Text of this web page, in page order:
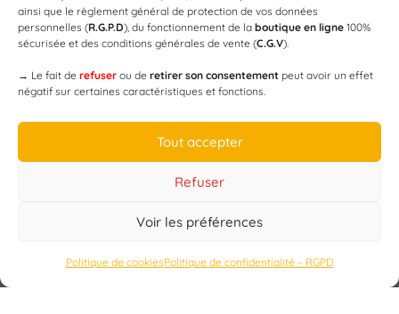
ainsi que le règlement général de protection de vos données
personnelles (R.G.P.D), du fonctionnement de la boutique en ligne 100%
sécurisée et des conditions générales de vente (C.G.V).
→ Le fait de refuser ou de retirer son consentement peut avoir un effet
négatif sur certaines caractéristiques et fonctions.
Tout accepter
Refuser
Voir les préférences
Politique de cookiesPolitique de confidentialité – RGPD
email
Designed byWEB3-DESIGN
CopyrightCAP’C2019